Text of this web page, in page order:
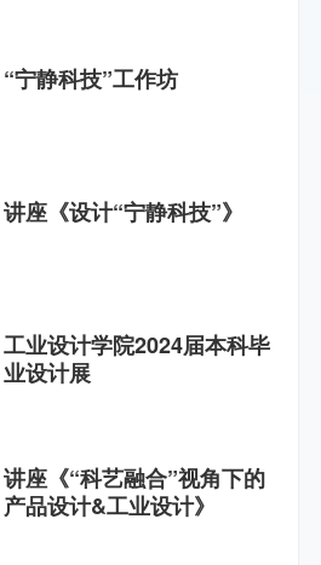
“宁静科技”工作坊
讲座《设计“宁静科技”》
工业设计学院2024届本科毕
业设计展
讲座《“科艺融合”视角下的
产品设计&工业设计》